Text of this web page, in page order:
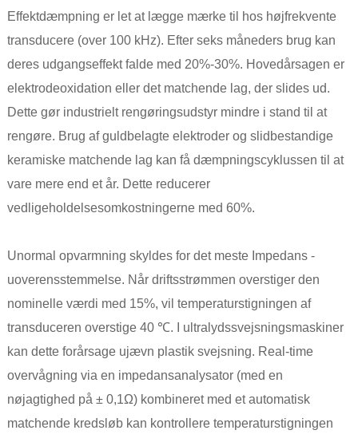
Effektdæmpning er let at lægge mærke til hos højfrekvente
transducere (over 100 kHz). Efter seks måneders brug kan
deres udgangseffekt falde med 20%-30%. Hovedårsagen er
elektrodeoxidation eller det matchende lag, der slides ud.
Dette gør industrielt rengøringsudstyr mindre i stand til at
rengøre. Brug af guldbelagte elektroder og slidbestandige
keramiske matchende lag kan få dæmpningscyklussen til at
vare mere end et år. Dette reducerer
vedligeholdelsesomkostningerne med 60%.
Unormal opvarmning skyldes for det meste Impedans -
uoverensstemmelse. Når driftsstrømmen overstiger den
nominelle værdi med 15%, vil temperaturstigningen af ​​
transduceren overstige 40 ℃. I ultralydssvejsningsmaskiner
kan dette forårsage ujævn plastik svejsning. Real-time
overvågning via en impedansanalysator (med en
nøjagtighed på ± 0,1Ω) kombineret med et automatisk
matchende kredsløb kan kontrollere temperaturstigningen